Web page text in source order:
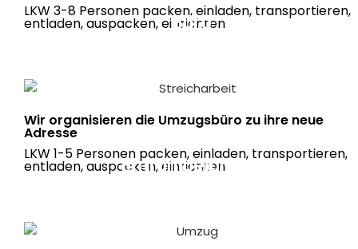
LKW 3-8 Personen packen, einladen, transportieren,
entladen, auspacken, einrichten
Büro
Wir organisieren die Umzugsbüro zu ihre neue
Adresse
LKW 1-5 Personen packen, einladen, transportieren,
entladen, auspacken, einrichten
Entrümpelungen